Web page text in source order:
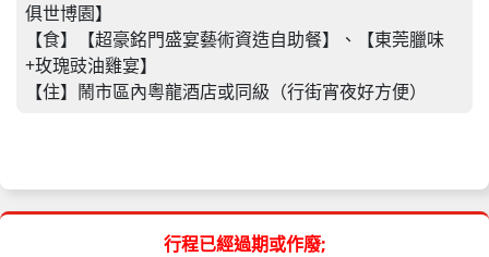
俱世博園】
【食】【超豪銘門盛宴藝術資造自助餐】、【東莞臘味
+玫瑰豉油雞宴】
【住】鬧市區內粵龍酒店或同級（行街宵夜好方便）
行程已經過期或作廢;